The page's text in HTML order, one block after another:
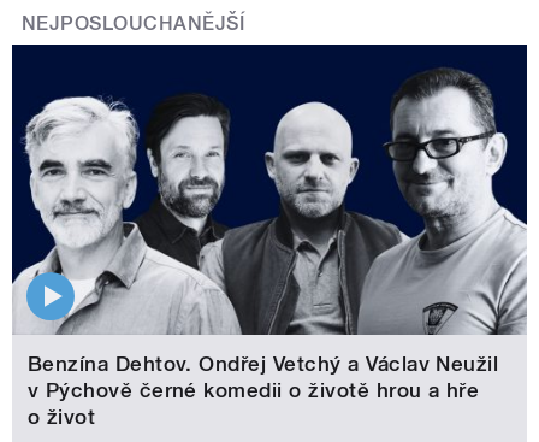
NEJPOSLOUCHANĚJŠÍ
Benzína Dehtov. Ondřej Vetchý a Václav Neužil
v Pýchově černé komedii o životě hrou a hře
o život